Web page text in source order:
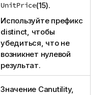
UnitPrice(15).
Используйте префикс
distinct, чтобы
убедиться, что не
возникнет нулевой
результат.
Значение Canutility,